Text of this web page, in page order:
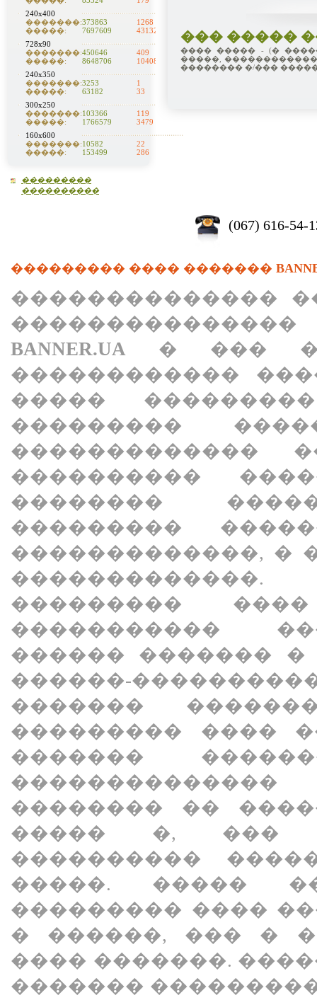
240x400
�������:373863
1268
�����:
7697609
43132
728x90
�������:450646
409
�����:
8648706
10408
240x350
�������:3253
1
�����:
63182
33
300x250
�������:103366
119
�����:
1766579
3479
160x600
�������:10582
22
�����:
153499 286
���������
����������
��� �����
���� ����� - (�
�����,
�������� �/���
(067) 616-54-
��������� ���� �������
��������������
BANNER.UA � ���
������������
�����
���������
�������������
����������
��������
���������
�������������, �
���������
�����������
������ ������� �
������-
�������
��������� ����
�������
�������� ��
����� �, ���
����������
�����. �����
��������� ����
� ������, ��� �
���� �������.
�������